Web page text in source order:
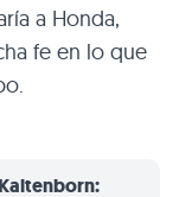
a Honda,
fe en lo que